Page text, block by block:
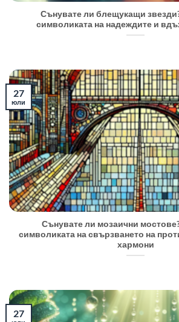
Сънувате ли блещукащи
символиката на надеждите и
Сънувате ли мозаични
символиката на свързването на
хармони
27
юли
27